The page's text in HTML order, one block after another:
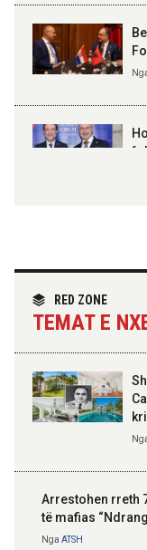
RED ZONE
TEMAT E
Arrestohen rreth
të mafias
Nga ATSH